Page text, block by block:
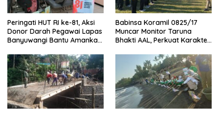
Peringati HUT RI ke-81, Aksi
Donor Darah Pegawai Lapas
Banyuwangi Bantu Amankan
Babinsa Koramil 0825/17
Muncar Monitor Taruna
Bhakti AAL, Perkuat Karakter
Sekolah Rakyat